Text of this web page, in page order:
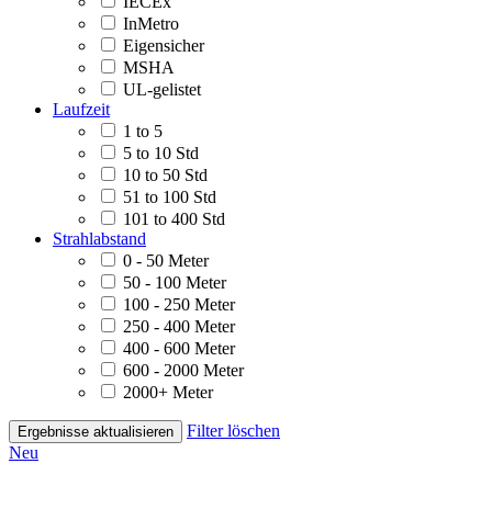
InMetro
Eigensicher
MSHA
UL-gelistet
Laufzeit
1 to 5
5 to 10 Std
10 to 50 Std
51 to 100 Std
101 to 400 Std
Strahlabstand
0 - 50 Meter
50 - 100 Meter
100 - 250 Meter
250 - 400 Meter
400 - 600 Meter
600 - 2000 Meter
2000+ Meter
Ergebnisse aktualisieren
Filter löschen
Neu